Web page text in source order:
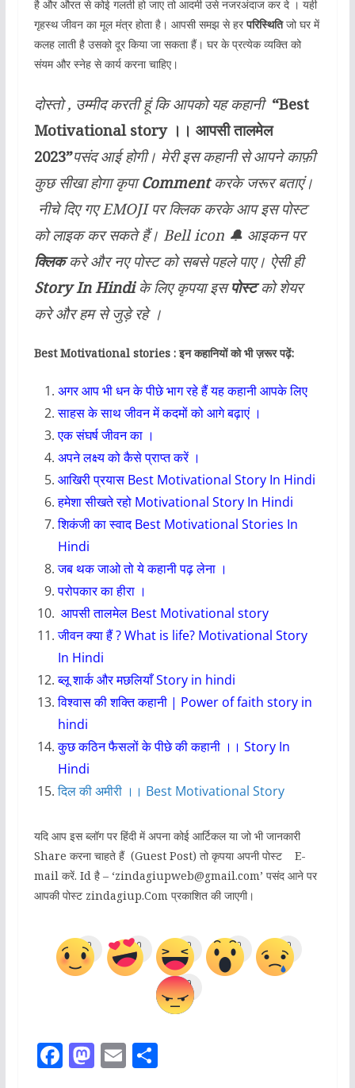
है और औरत से कोई गलती हो जाए तो आदमी उसे नजरअंदाज कर दे । यही
गृहस्थ जीवन का मूल मंत्र होता है। आपसी समझ से हरपरिस्थितिजो घर में
कलह लाती है उसको दूर किया जा सकता हैं। घर के प्रत्येक व्यक्ति को
संयम और स्नेह से कार्य करना चाहिए।
दोस्तो , उम्मीद करती हूं कि आपको यह कहानी “Best
Motivational story ।। आपसी तालमेल
2023”पसंद आई होगी। मेरी इस कहानी से आपने काफ़ी
कुछ सीखा होगा कृपाCommentकरके जरूर बताएं।
नीचे दिए गए EMOJI पर क्लिक करके आप इस पोस्ट
को लाइक कर सकते हैं। Bell icon 🔔 आइकन पर
क्लिककरे और नए पोस्ट को सबसे पहले पाए। ऐसी ही
Story In Hindiके लिए कृपया इसपोस्टको शेयर
करे और हम से जुड़े रहे ।
Best Motivational stories : इन कहानियों को भी ज़रूर पढ़ें:
अगर आप भी धन के पीछे भाग रहे हैं यह कहानी आपके लिए
साहस के साथ जीवन में कदमों को आगे बढ़ाएं ।
एक संघर्ष जीवन का ।
अपने लक्ष्य को कैसे प्राप्त करें ।
आखिरी प्रयास Best Motivational Story In Hindi
हमेशा सीखते रहो Motivational Story In Hindi
शिकंजी का स्वाद Best Motivational Stories In
Hindi
जब थक जाओ तो ये कहानी पढ़ लेना ।
परोपकार का हीरा।
आपसी तालमेल Best Motivational story
जीवन क्या हैं ? What is life? Motivational Story
In Hindi
ब्लू शार्क और मछलियाँ Story in hindi
विश्वास की शक्ति कहानी | Power of faith story in
hindi
कुछ कठिन फैसलों के पीछे की कहानी ।। Story In
Hindi
दिल की अमीरी ।। Best Motivational Story
यदि आप इस ब्लॉग पर हिंदी में अपना कोई आर्टिकल या जो भी जानकारी
Share करना चाहते हैं (Guest Post) तो कृपया अपनी पोस्ट E-
mail करें. Id है – ‘zindagiupweb@gmail.com’ पसंद आने पर
आपकी पोस्ट zindagiup.Com प्रकाशित की जाएगी।
0 0 0 0 0
0
F M E S